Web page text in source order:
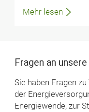
Mehr lesen
Fragen an
Sie haben Fragen
der
Energiewende, zur